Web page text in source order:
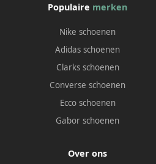
Populaire merken
Nike schoenen
Adidas schoenen
Clarks schoenen
Converse schoenen
Ecco schoenen
Gabor schoenen
Over ons